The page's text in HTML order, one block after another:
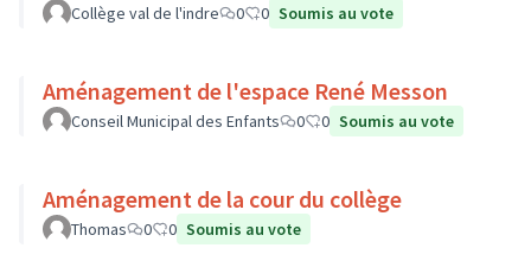
Collège val de l'indre 0 0 Soumis au vote
Aménagement de l'espace René Messon
Conseil Municipal des Enfants 0 0 Soumis au vote
Aménagement de la cour du collège
Thomas 0 0 Soumis au vote